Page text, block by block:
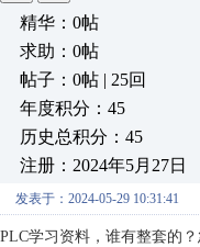
精华：0帖
求助：0帖
帖子：0帖 | 25回
年度积分：45
历史总积分：45
注册：2024年5月27日
发表于：2024-05-29 10:31:41
PLC学习资料，谁有整套的